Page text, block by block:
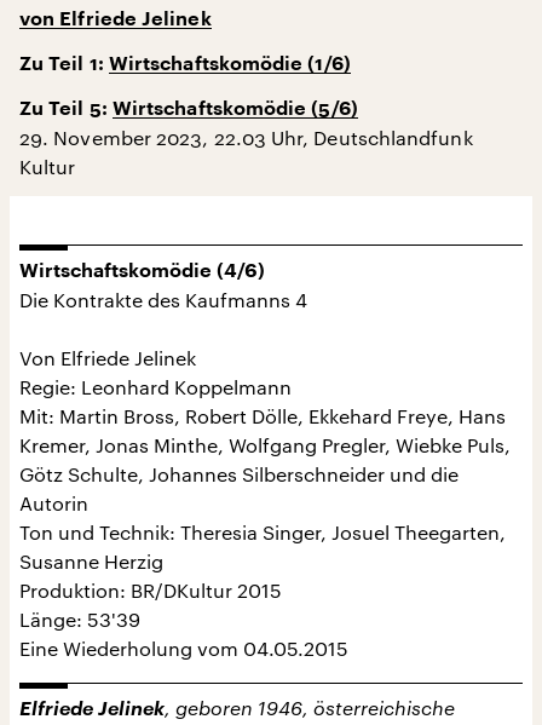
von Elfriede Jelinek
Zu Teil 1: Wirtschaftskomödie (1/6)
Zu Teil 5: Wirtschaftskomödie (5/6)
29. November 2023, 22.03 Uhr, Deutschlandfunk
Kultur
Wirtschaftskomödie (4/6)
Die Kontrakte des Kaufmanns 4
Von Elfriede Jelinek
Regie: Leonhard Koppelmann
Mit: Martin Bross, Robert Dölle, Ekkehard Freye, Hans
Kremer, Jonas Minthe, Wolfgang Pregler, Wiebke Puls,
Götz Schulte, Johannes Silberschneider und die
Autorin
Ton und Technik: Theresia Singer, Josuel Theegarten,
Susanne Herzig
Produktion: BR/DKultur 2015
Länge: 53'39
Eine Wiederholung vom 04.05.2015
Elfriede Jelinek, geboren 1946, österreichische